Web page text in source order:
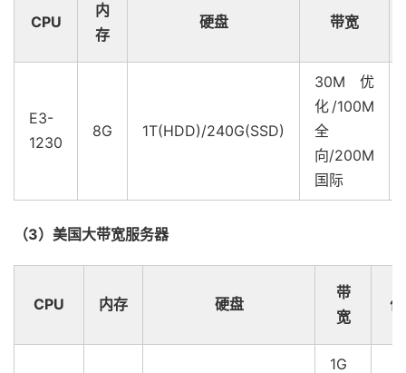
CPU
内
存
硬盘 带宽
E3-
1230
8G 1T(HDD)/240G(SSD)
30M优
化/100M
全
向/200M
国际
（3）美国大带宽服务器
CPU 内存 硬盘
带
宽
1G